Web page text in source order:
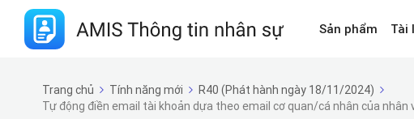
Sản phẩm Tài
Trang chủ Tính năng mới
R40 (Phát hành ngày 18/11/2024)
Tự động điền email tài khoản dựa theo email cơ quan/cá nhân của nhân